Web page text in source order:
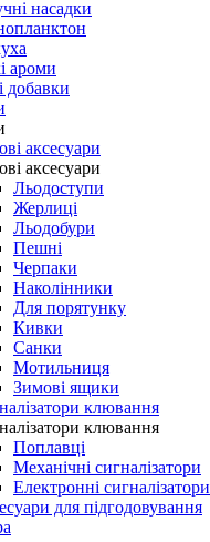
насадки
ароми
добавки
аксесуари
аксесуари
Льодоступи
Жерлиці
Льодобури
Пешні
Черпаки
Наколінники
Для порятунку
Кивки
Санки
Мотильниця
Зимові ящики
клювання
клювання
Поплавці
Механічні сигналізатори
Електронні сигналізатори
для підгодовування